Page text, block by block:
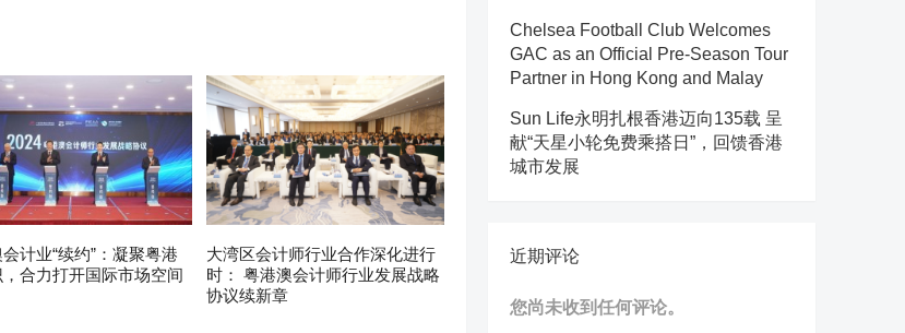
计业“续约”：凝聚粤港
合力打开国际市场空间
大湾区会计师行业合作深化进行
时： 粤港澳会计师行业发展战略
协议续新章
Chelsea Football Club Welcomes
GAC as an Official Pre-Season Tour
Partner in Hong Kong and Malay
Sun Life永明扎根香港迈向135载 呈
献“天星小轮免费乘搭日”，回馈香港
城市发展
近期评论
您尚未收到任何评论。